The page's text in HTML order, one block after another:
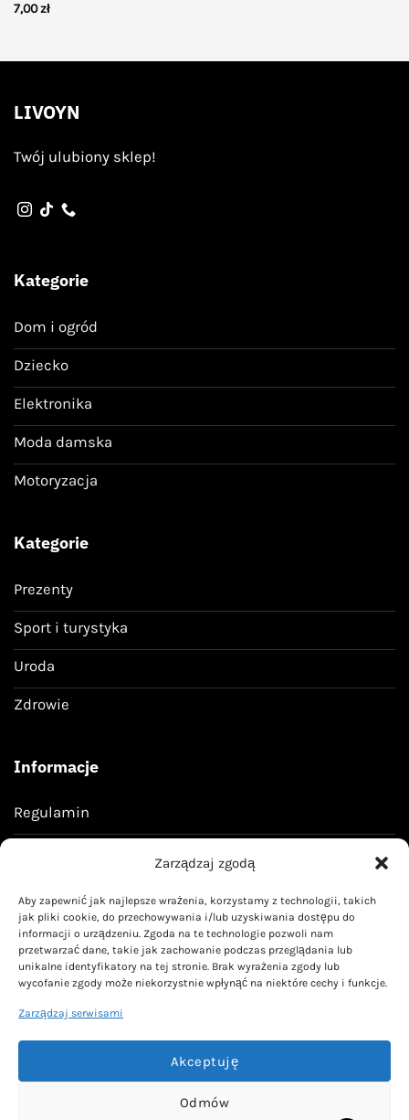
Zarządzaj zgodą
Aby zapewnić jak najlepsze wrażenia, korzystamy z technologii, takich
jak pliki cookie, do przechowywania i/lub uzyskiwania dostępu do
informacji o urządzeniu. Zgoda na te technologie pozwoli nam
przetwarzać dane, takie jak zachowanie podczas przeglądania lub
unikalne identyfikatory na tej stronie. Brak wyrażenia zgody lub
wycofanie zgody może niekorzystnie wpłynąć na niektóre cechy i funkcje.
Zarządzaj serwisami
Akceptuję
Odmów
7,00zł
LIVOYN
Twój ulubiony sklep!
Kategorie
Dom i ogród
Dziecko
Elektronika
Moda damska
Motoryzacja
Kategorie
Prezenty
Sport i turystyka
Uroda
Zdrowie
Informacje
Regulamin
Kontakt
kontakt@livoyn.pl
Wszelkie prawa zastrzeżone Livoyn.pl